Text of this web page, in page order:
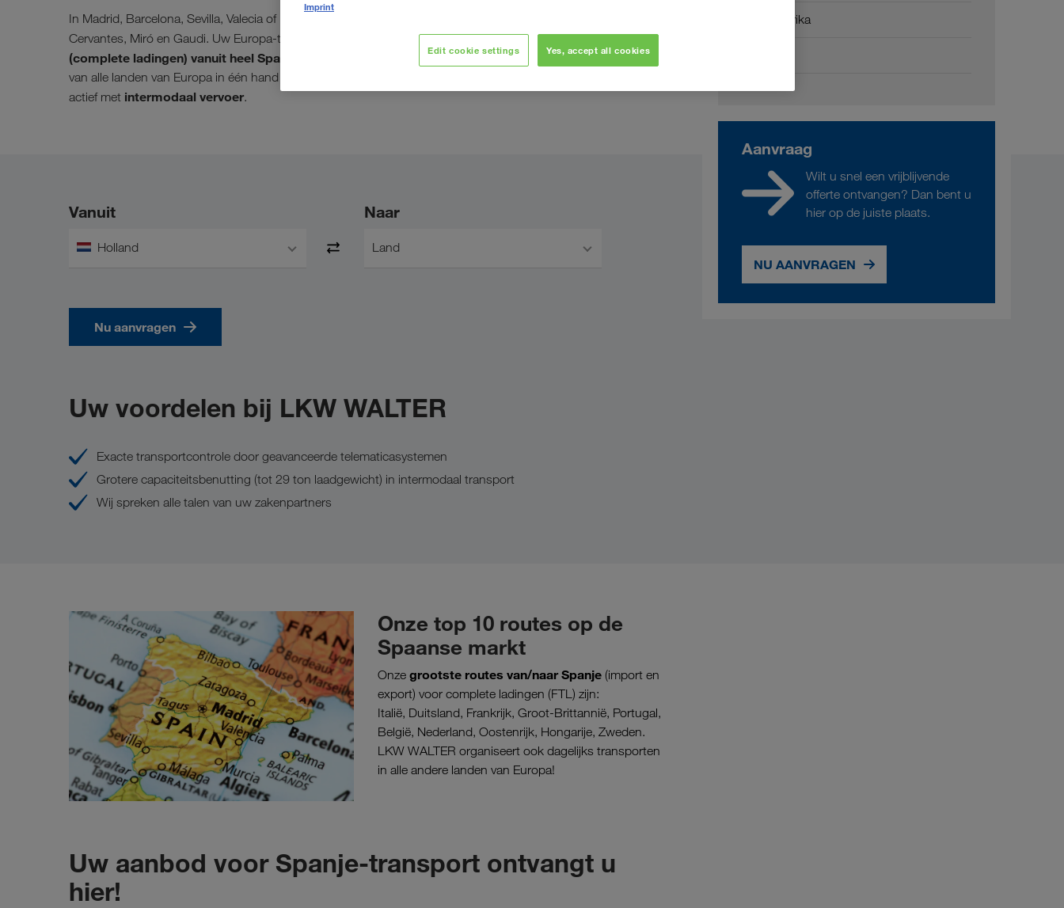
In Madrid, Barcelona, Sevilla, Valecia of Malaga, wij laden en lossen uw transporten overal in het land van
Cervantes, Miró en Gaudi. Uw Europa-transporteur LKW WALTER expeditie organiseertuw transporten
(complete ladingen) vanuit heel Spanje naar alle landen in Europaen retour. Door de centrale dispositie
van alle landen van Europa in één hand profiteert u van talrijke voordelen. Op geselecteerde routes zijn wij ook
actief met intermodaal vervoer.
Vanuit
Holland
Naar
Land
Nu aanvragen
Uw voordelen bij LKW WALTER
Exacte transportcontrole door geavanceerde telematicasystemen
Grotere capaciteitsbenutting (tot 29 ton laadgewicht) in intermodaal transport
Wij spreken alle talen van uw zakenpartners
Onze top 10 routes op de
Spaanse markt
Onze grootste routes van/naar Spanje (import en
export) voor complete ladingen (FTL) zijn:
Italië, Duitsland, Frankrijk, Groot-Brittannië, Portugal,
België, Nederland, Oostenrijk, Hongarije, Zweden.
LKW WALTER organiseert ook dagelijks transporten
in alle andere landen van Europa!
Uw aanbod voor Spanje-transport ontvangt u
hier!
Noord-Afrika
Aanvraag
Wilt u snel een vrijblijvende
offerte ontvangen? Dan bent u
hier op de juiste plaats.
NU AANVRAGEN
Imprint
Edit cookie settings Yes, accept all cookies